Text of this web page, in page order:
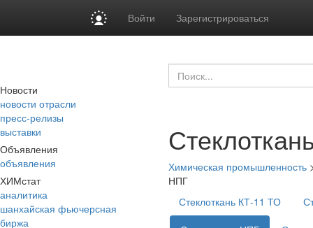
Войти Зарегистрироваться
Новости
новости отрасли
пресс-релизы
выставки
Объявления
объявления
ХИМстат
аналитика
шанхайская фьючерсная
биржа
Химическая промышленность
НПГ
Стеклоткань КТ-11 ТО